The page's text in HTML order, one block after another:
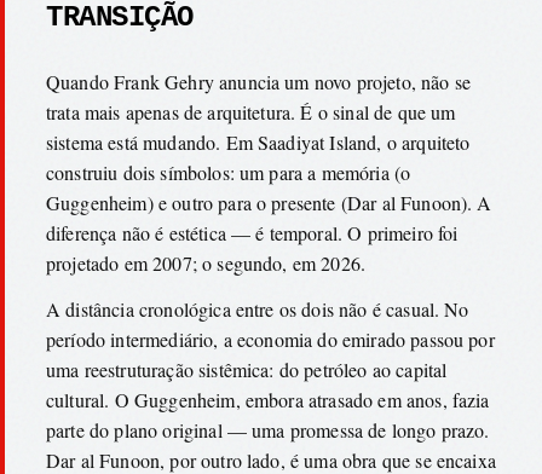
TRANSIÇÃO
Quando Frank Gehry anuncia um novo projeto, não se
trata mais apenas de arquitetura. É o sinal de que um
sistema está mudando. Em Saadiyat Island, o arquiteto
construiu dois símbolos: um para a memória (o
Guggenheim) e outro para o presente (Dar al Funoon). A
diferença não é estética — é temporal. O primeiro foi
projetado em 2007; o segundo, em 2026.
A distância cronológica entre os dois não é casual. No
período intermediário, a economia do emirado passou por
uma reestruturação sistêmica: do petróleo ao capital
cultural. O Guggenheim, embora atrasado em anos, fazia
parte do plano original — uma promessa de longo prazo.
Dar al Funoon, por outro lado, é uma obra que se encaixa